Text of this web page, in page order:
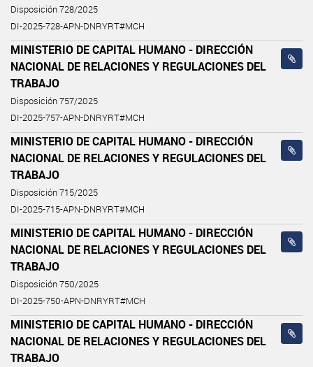
Disposición 728/2025
DI-2025-728-APN-DNRYRT#MCH
MINISTERIO DE CAPITAL HUMANO - DIRECCIÓN
NACIONAL DE RELACIONES Y REGULACIONES DEL
TRABAJO
Disposición 757/2025
DI-2025-757-APN-DNRYRT#MCH
MINISTERIO DE CAPITAL HUMANO - DIRECCIÓN
NACIONAL DE RELACIONES Y REGULACIONES DEL
TRABAJO
Disposición 715/2025
DI-2025-715-APN-DNRYRT#MCH
MINISTERIO DE CAPITAL HUMANO - DIRECCIÓN
NACIONAL DE RELACIONES Y REGULACIONES DEL
TRABAJO
Disposición 750/2025
DI-2025-750-APN-DNRYRT#MCH
MINISTERIO DE CAPITAL HUMANO - DIRECCIÓN
NACIONAL DE RELACIONES Y REGULACIONES DEL
TRABAJO